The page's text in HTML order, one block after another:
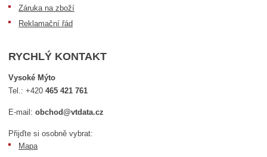
Záruka na zboží
Reklamační řád
RYCHLÝ KONTAKT
Vysoké Mýto
Tel.:+420465 421 761
E-mail:obchod@vtdata.cz
Přijďte si osobně vybrat:
Mapa